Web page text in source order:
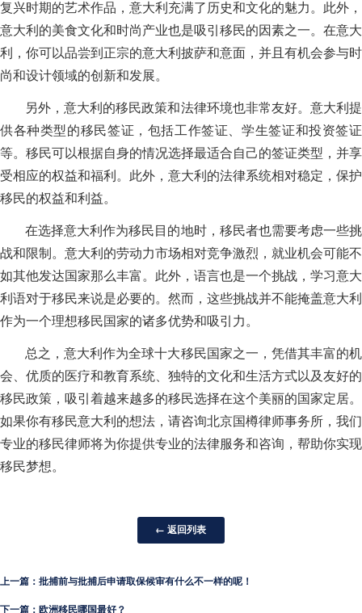
复兴时期的艺术作品，意大利充满了历史和文化的魅力。此外，
意大利的美食文化和时尚产业也是吸引移民的因素之一。在意大
利，你可以品尝到正宗的意大利披萨和意面，并且有机会参与时
尚和设计领域的创新和发展。
另外，意大利的移民政策和法律环境也非常友好。意大利提
供各种类型的移民签证，包括工作签证、学生签证和投资签证
等。移民可以根据自身的情况选择最适合自己的签证类型，并享
受相应的权益和福利。此外，意大利的法律系统相对稳定，保护
移民的权益和利益。
在选择意大利作为移民目的地时，移民者也需要考虑一些挑
战和限制。意大利的劳动力市场相对竞争激烈，就业机会可能不
如其他发达国家那么丰富。此外，语言也是一个挑战，学习意大
利语对于移民来说是必要的。然而，这些挑战并不能掩盖意大利
作为一个理想移民国家的诸多优势和吸引力。
总之，意大利作为全球十大移民国家之一，凭借其丰富的机
会、优质的医疗和教育系统、独特的文化和生活方式以及友好的
移民政策，吸引着越来越多的移民选择在这个美丽的国家定居。
如果你有移民意大利的想法，请咨询北京国樽律师事务所，我们
专业的移民律师将为你提供专业的法律服务和咨询，帮助你实现
移民梦想。
← 返回列表
上一篇：批捕前与批捕后申请取保候审有什么不一样的呢！
下一篇：欧洲移民哪国最好？